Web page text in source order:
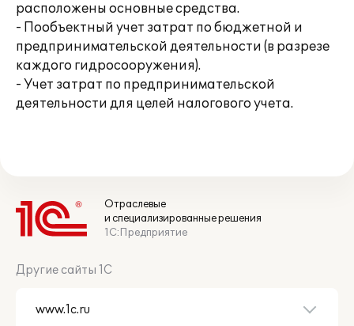
расположены основные средства.
- Пообъектный учет затрат по бюджетной и
предпринимательской деятельности (в разрезе
каждого гидросооружения).
- Учет затрат по предпринимательской
деятельности для целей налогового учета.
Отраслевые
и специализированные решения
1С:Предприятие
Другие сайты 1С